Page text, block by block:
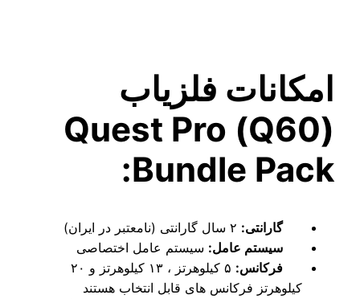
فلزیاب
(Q60) Quest Pro
Bundle
عامل:
سیستم عامل اختصاصی
۵ کیلوهرتز ، ۱۳ کیلوهرتز و ۲۰
فرکانس های قابل انتخاب هستند